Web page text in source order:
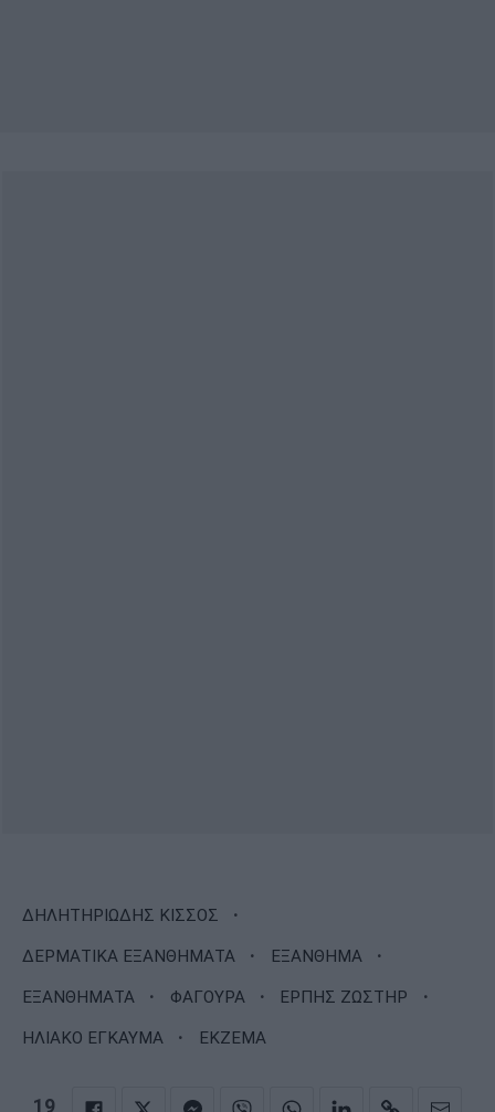
ΔΗΛΗΤΗΡΙΩΔΗΣ ΚΙΣΣΟΣ ·
ΔΕΡΜΑΤΙΚΑ ΕΞΑΝΘΗΜΑΤΑ · ΕΞΑΝΘΗΜΑ ·
ΕΞΑΝΘΗΜΑΤΑ · ΦΑΓΟΥΡΑ · ΕΡΠΗΣ ΖΩΣΤΗΡ ·
ΗΛΙΑΚΟ ΕΓΚΑΥΜΑ · ΕΚΖΕΜΑ
19